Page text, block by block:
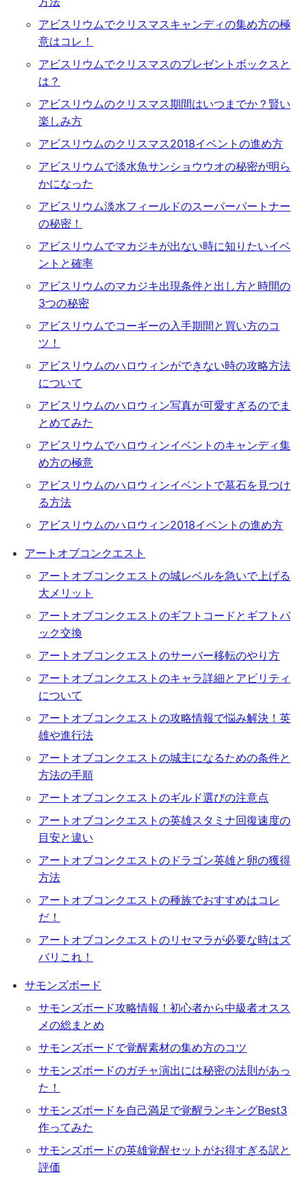
アビスリウムでクリスマスキャンディの集め方の極
意はコレ！
アビスリウムでクリスマスのプレゼントボックスと
は？
アビスリウムのクリスマス期間はいつまでか？賢い
楽しみ方
アビスリウムのクリスマス2018イベントの進め方
アビスリウムで淡水魚サンショウウオの秘密が明ら
かになった
アビスリウム淡水フィールドのスーパーパートナー
の秘密！
アビスリウムでマカジキが出ない時に知りたいイベ
ントと確率
アビスリウムのマカジキ出現条件と出し方と時間の
3つの秘密
アビスリウムでコーギーの入手期間と買い方のコ
ツ！
アビスリウムのハロウィンができない時の攻略方法
について
アビスリウムのハロウィン写真が可愛すぎるのでま
とめてみた
アビスリウムでハロウィンイベントのキャンディ集
め方の極意
アビスリウムのハロウィンイベントで墓石を見つけ
る方法
アビスリウムのハロウィン2018イベントの進め方
アートオブコンクエスト
アートオブコンクエストの城レベルを急いで上げる
大メリット
アートオブコンクエストのギフトコードとギフトパ
ック交換
アートオブコンクエストのサーバー移転のやり方
アートオブコンクエストのキャラ詳細とアビリティ
について
アートオブコンクエストの攻略情報で悩み解決！英
雄や進行法
アートオブコンクエストの城主になるための条件と
方法の手順
アートオブコンクエストのギルド選びの注意点
アートオブコンクエストの英雄スタミナ回復速度の
目安と違い
アートオブコンクエストのドラゴン英雄と卵の獲得
方法
アートオブコンクエストの種族でおすすめはコレ
だ！
アートオブコンクエストのリセマラが必要な時はズ
バリこれ！
サモンズボード
サモンズボード攻略情報！初心者から中級者オスス
メの総まとめ
サモンズボードで覚醒素材の集め方のコツ
サモンズボードのガチャ演出には秘密の法則があっ
た！
サモンズボードを自己満足で覚醒ランキングBest3
作ってみた
サモンズボードの英雄覚醒セットがお得すぎる訳と
評価